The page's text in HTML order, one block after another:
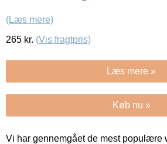
(Læs mere)
265 kr. (Vis fragtpris)
Læs mere »
Køb nu »
Vi har gennemgået de mest populære